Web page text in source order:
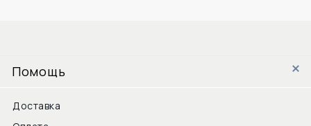
Помощь
Доставка